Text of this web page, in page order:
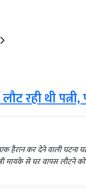
रही थी
हैरान कर देने वाली
मायके से घर वापस लौटने